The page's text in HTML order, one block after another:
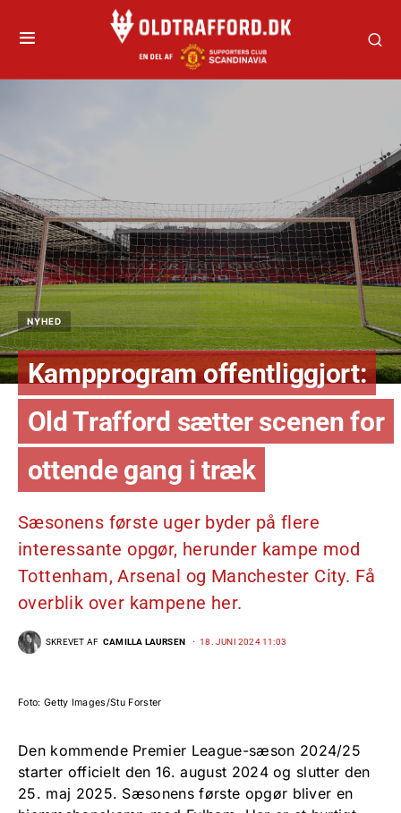
NYHED
Kampprogram offentliggjort:
Old Trafford sætter scenen for
ottende gang i træk
Sæsonens første uger byder på flere
interessante opgør, herunder kampe mod
Tottenham, Arsenal og Manchester City. Få
overblik over kampene her.
SKREVET AF CAMILLA LAURSEN 18. JUNI 2024 11:03
Foto: Getty Images/Stu Forster
Den kommende Premier League-sæson 2024/25
starter officielt den 16. august 2024 og slutter den
25. maj 2025. Sæsonens første opgør bliver en